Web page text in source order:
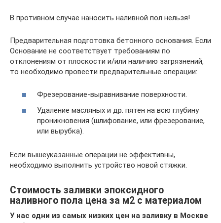
В противном случае наносить наливной пол нельзя!
Предварительная подготовка бетонного основания. Если
Основание не соответствует требованиям по
отклонениям от плоскости и/или наличию загрязнений,
то необходимо провести предварительные операции:
Фрезерование-выравнивание поверхности.
Удаление масляных и др. пятен на всю глубину
проникновения (шлифование, или фрезерование,
или вырубка).
Если вышеуказанные операции не эффективны,
необходимо выполнить устройство новой стяжки.
Стоимость заливки эпоксидного
наливного пола цена за м2 с материалом
У нас одни из самых низких цен на заливку в Москве